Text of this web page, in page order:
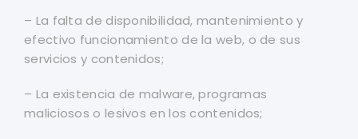
– La falta de disponibilidad, mantenimiento y
efectivo funcionamiento de la web, o de sus
servicios y contenidos;
– La existencia de malware, programas
maliciosos o lesivos en los contenidos;